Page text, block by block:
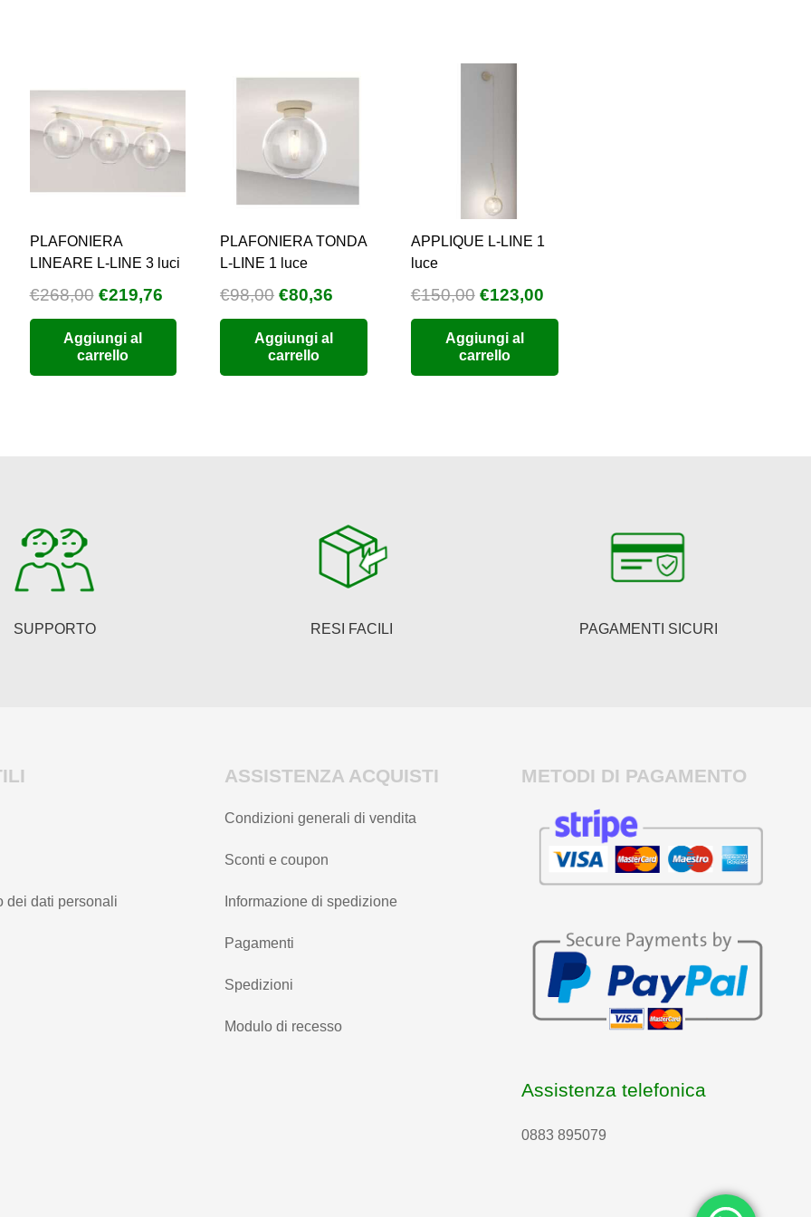
nella
PLAFONIERA
LINEARE L-LINE 3 luci
€268,00 Il
prezzo
originale
era:
€219,76Il
prezzo
Aggiungi al
carrello
PLAFONIERA TONDA
L-LINE 1 luce
€98,00 Il
prezzo
originale
era:
€80,36
prezzo
attuale
Aggiungi al
carrello
APPLIQUE L-LINE 1
luce
€150,00 Il
prezzo
originale
era:
€123,00Il
prezzo
Aggiungi al
carrello
SUPPORTO RESI FACILI PAGAMENTI SICURI
dei dati personali
ASSISTENZA ACQUISTI
Condizioni generali di vendita
Sconti e coupon
Informazione di spedizione
Pagamenti
Spedizioni
Modulo di recesso
METODI DI PAGAMENTO
Assistenza telefonica
0883 895079